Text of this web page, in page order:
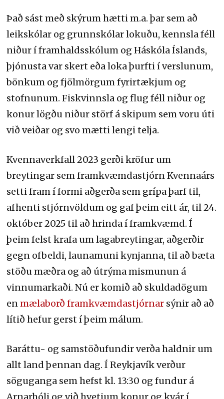
Það sást með skýrum hætti m.a. þar sem að
leikskólar og grunnskólar lokuðu, kennsla féll
niður í framhaldsskólum og Háskóla Íslands,
þjónusta var skert eða loka þurfti í verslunum,
bönkum og fjölmörgum fyrirtækjum og
stofnunum. Fiskvinnsla og flug féll niður og
konur lögðu niður störf á skipum sem voru úti
við veiðar og svo mætti lengi telja.
Kvennaverkfall 2023 gerði kröfur um
breytingar sem framkvæmdastjórn Kvennaárs
setti fram í formi aðgerða sem grípa þarf til,
afhenti stjórnvöldum og gaf þeim eitt ár, til 24.
október 2025 til að hrinda í framkvæmd. Í
þeim felst krafa um lagabreytingar, aðgerðir
gegn ofbeldi, launamuni kynjanna, til að bæta
stöðu mæðra og að útrýma mismunun á
vinnumarkaði. Nú er komið að skuldadögum
enmælaborð framkvæmdastjórnar sýnir að að
lítið hefur gerst í þeim málum.
Baráttu- og samstöðufundir verða haldnir um
allt land þennan dag. Í Reykjavík verður
söguganga sem hefst kl. 13:30 og fundur á